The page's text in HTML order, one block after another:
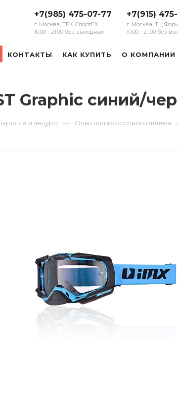
+7(985) 475-07-77
г. Москва, ТРК СпортЕХ
10:00 - 21:00 без выходных
+7(915)
г. Москва, ТЦ
10:00 - 21:00 без
КОНТАКТЫ КАК КУПИТЬ О КОМПАНИИ
Graphic синий/
и эндуро — Очки для кроссового шлема